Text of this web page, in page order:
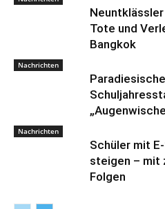
Tote und
Bangkok
Nachrichten
Nachrichten
Schüler mit
steigen – mit
Folgen